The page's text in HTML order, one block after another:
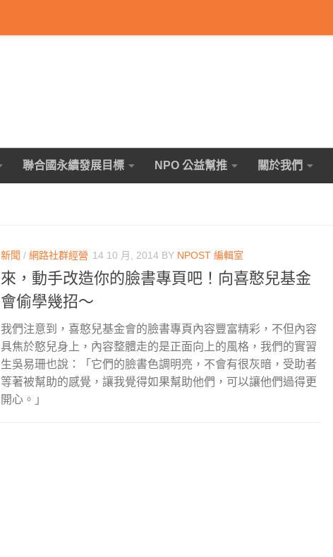
聯合國永續發展目標 NPO 公益幫推 關於我們
新聞 / 網路社群經營 14 10 月, 2014 BY NPOST 編輯室
來，動手改造你的臉書專頁吧！向喜憨兒基金
會偷學幾招～
我們注意到，喜憨兒基金會的臉書專頁內容豐富精彩，不但內容
具焦於憨兒身上，內容整體走的是正面向上的風格，我們的實習
生吳易珊也說：「它們的臉書色調明亮，不會有很灰暗，受助者
等著被幫助的感覺，讓我覺得如果幫助他們，可以讓他們過得更
開心。」